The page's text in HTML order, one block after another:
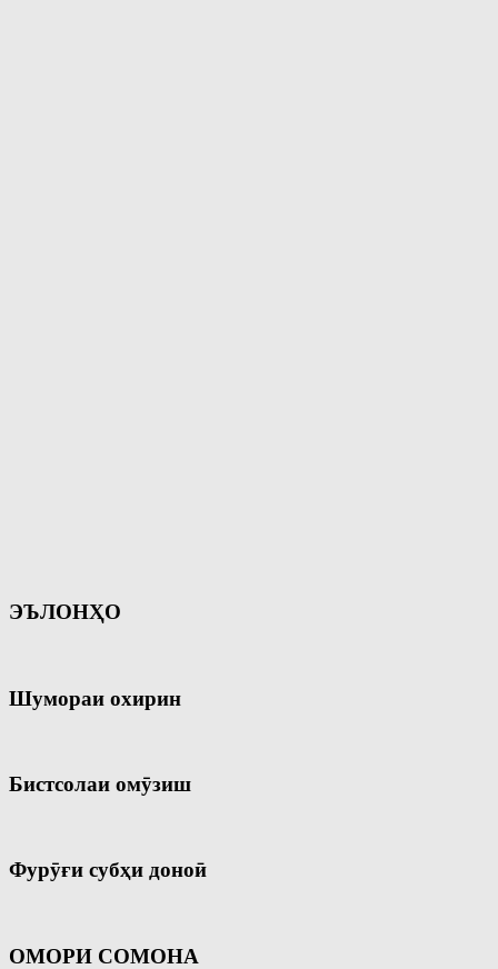
ЭЪЛОНҲО
Шумораи охирин
Бистсолаи омӯзиш
Фурӯғи субҳи доноӣ
ОМОРИ СОМОНА